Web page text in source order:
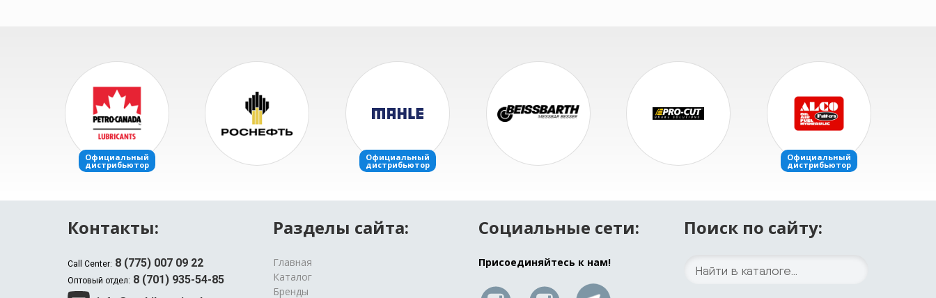
Контакты:
Call Center: 8 (775) 007 09 22
Оптовый отдел: 8 (701) 935-54-85
Разделы сайта:
Главная
Каталог
Бренды
Социальные сети:
Присоединяйтесь к нам!
Поиск по сайту: